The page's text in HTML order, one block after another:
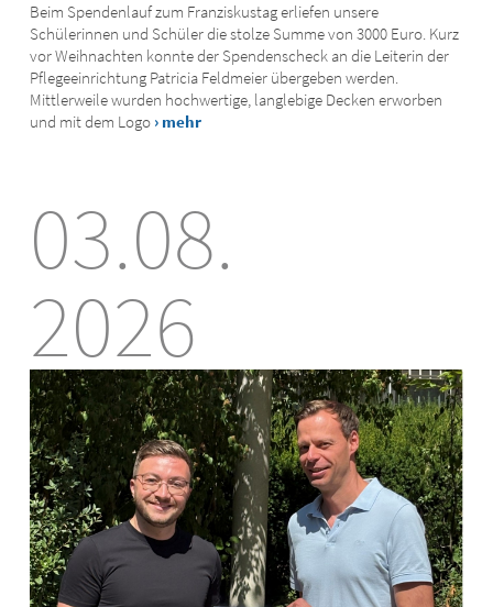
Beim Spendenlauf zum Franziskustag erliefen unsere
Schülerinnen und Schüler die stolze Summe von 3000 Euro. Kurz
vor Weihnachten konnte der Spendenscheck an die Leiterin der
Pflegeeinrichtung Patricia Feldmeier übergeben werden.
Mittlerweile wurden hochwertige, langlebige Decken erworben
und mit dem Logo › mehr
03.08.
2026